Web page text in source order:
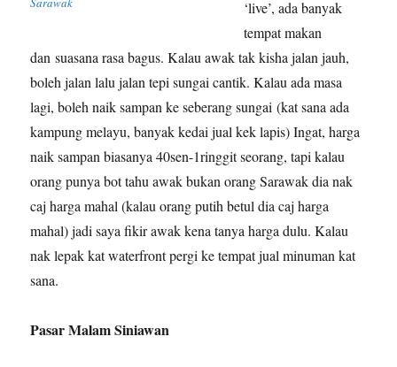
‘live’, ada banyak
tempat makan
dan suasana rasa bagus. Kalau awak tak kisha jalan jauh,
boleh jalan lalu jalan tepi sungai cantik. Kalau ada masa
lagi, boleh naik sampan ke seberang sungai (kat sana ada
kampung melayu, banyak kedai jual kek lapis) Ingat, harga
naik sampan biasanya 40sen-1ringgit seorang, tapi kalau
orang punya bot tahu awak bukan orang Sarawak dia nak
caj harga mahal (kalau orang putih betul dia caj harga
mahal) jadi saya fikir awak kena tanya harga dulu. Kalau
nak lepak kat waterfront pergi ke tempat jual minuman kat
sana.
Pasar Malam Siniawan